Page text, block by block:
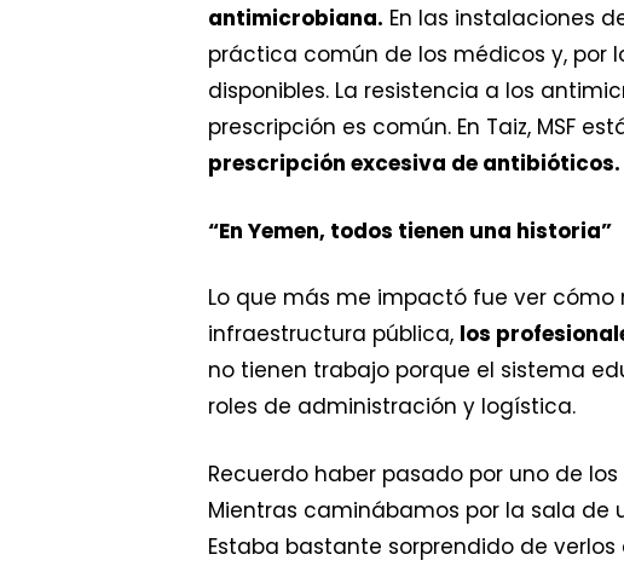
antimicrobiana. En las instalaciones
práctica común de los médicos y, por
disponibles. La resistencia a los
prescripción es común. En Taiz, MSF
prescripción excesiva de antibióticos.
“En Yemen, todos tienen una historia”
Lo que más me impactó fue ver
infraestructura pública, los
no tienen trabajo porque el sistema
roles de administración y logística.
Recuerdo haber pasado por uno de
Mientras caminábamos por la sala de
Estaba bastante sorprendido de